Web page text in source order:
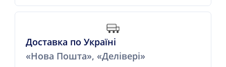
Доставка по Україні
«Нова Пошта», «Делівері»